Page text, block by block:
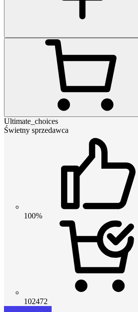
Ultimate_choices
Świetny sprzedawca
100%
102472